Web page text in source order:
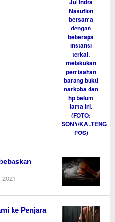
ke Penjara